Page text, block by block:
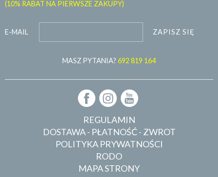
(10% RABAT NA PIERWSZE ZAKUPY)
E-MAIL ZAPISZ SIĘ
MASZ PYTANIA? 692 819 164
REGULAMIN
DOSTAWA - PŁATNOŚĆ - ZWROT
POLITYKA PRYWATNOŚCI
RODO
MAPA STRONY